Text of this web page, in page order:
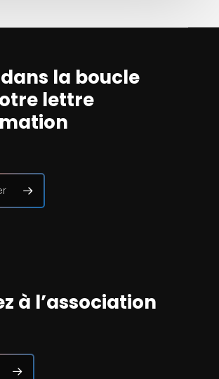
dans la boucle
lettre
à l’association